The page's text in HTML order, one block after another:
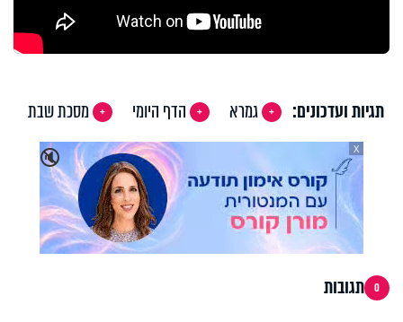
תגיות ועדכונים: גמרא הדף היומי
מסכת שבת
🔇
X
0 תגובות